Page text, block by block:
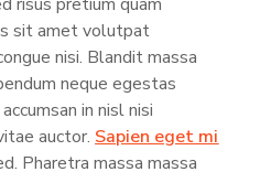
sit amet volutpat
nisi. Blandit massa
neque egestas
in nisl nisi
auctor. Sapien eget mi
Pharetra massa massa